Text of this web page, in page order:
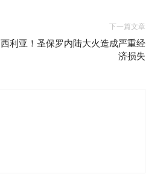
下一篇文章
利亚！圣保罗内陆大火造成严重经
济损失